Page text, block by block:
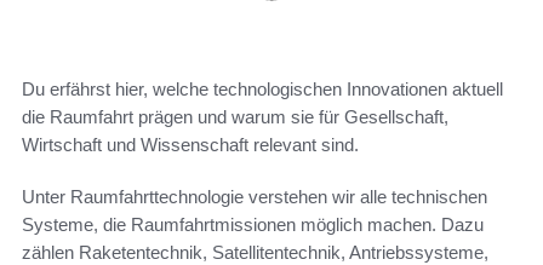
Du erfährst hier, welche technologischen Innovationen aktuell
die Raumfahrt prägen und warum sie für Gesellschaft,
Wirtschaft und Wissenschaft relevant sind.
Unter Raumfahrttechnologie verstehen wir alle technischen
Systeme, die Raumfahrtmissionen möglich machen. Dazu
zählen Raketentechnik, Satellitentechnik, Antriebssysteme,